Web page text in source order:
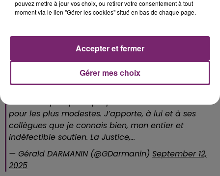
Un courageux policier de la BAC a été molesté hier
assurer la paix publique pour tous et notamment
pour les plus modestes. J’apporte, à lui et à ses
collègues que je connais bien, mon entier et
indéfectible soutien. La Justice,…
— Gérald DARMANIN (@GDarmanin) September 12,
2025
pouvez mettre à jour vos choix, ou retirer votre consentement à tout
moment via le lien "Gérer les cookies" situé en bas de chaque page.
Gérer mes choix
Accepter et fermer